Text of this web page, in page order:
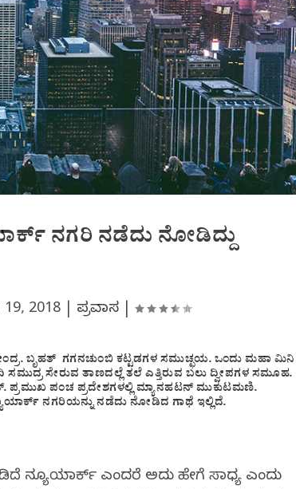
ನಗರಿ ನಡೆದು ನೋಡಿದ್ದು
19, 2018| ಪ್ರವಾಸ|
ಬೃಹತ್ ಗಗನಚುಂಬಿ ಕಟ್ಟಡಗಳ ಸಮುಚ್ಛಯ. ಒಂದು ಮಹಾ ಮಿನಿ
ಸೇರುವ ತಾಣದಲ್ಲೆ ತಲೆ ಎತ್ತಿರುವ ಬಲು ದ್ವೀಪಗಳ ಸಮೂಹ.
ಪ್ರಮುಖ ಪಂಚ ಪ್ರದೇಶಗಳಲ್ಲಿ ಮ್ಯಾನಹಟನ್ ಮುಕುಟಮಣಿ.
ನಗರಿಯನ್ನು ನಡೆದು ನೋಡಿದ ಗಾಥೆ ಇಲ್ಲಿದೆ.
ನ್ಯೂಯಾರ್ಕ್ ಎಂದರೆ ಅದು ಹೇಗೆ ಸಾಧ್ಯ ಎಂದು